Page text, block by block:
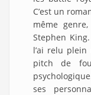
C’est un
même
Stephen
l’ai relu plein
pitch de
ses